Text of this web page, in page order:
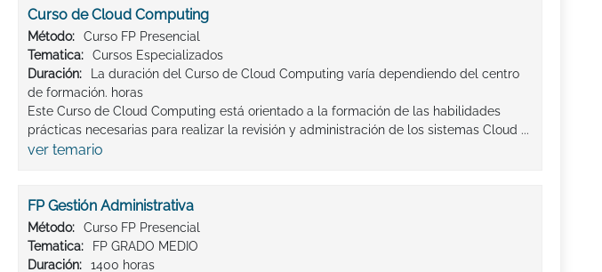
Curso de Cloud Computing
Método:
Curso FP Presencial
Tematica:
Cursos Especializados
Duración:
La duración del Curso de Cloud Computing varía dependiendo del centro
de formación. horas
Este Curso de Cloud Computing está orientado a la formación de las habilidades
prácticas necesarias para realizar la revisión y administración de los sistemas Cloud ...
ver temario
FP Gestión Administrativa
Método:
Curso FP Presencial
Tematica:
FP GRADO MEDIO
Duración:
1400 horas